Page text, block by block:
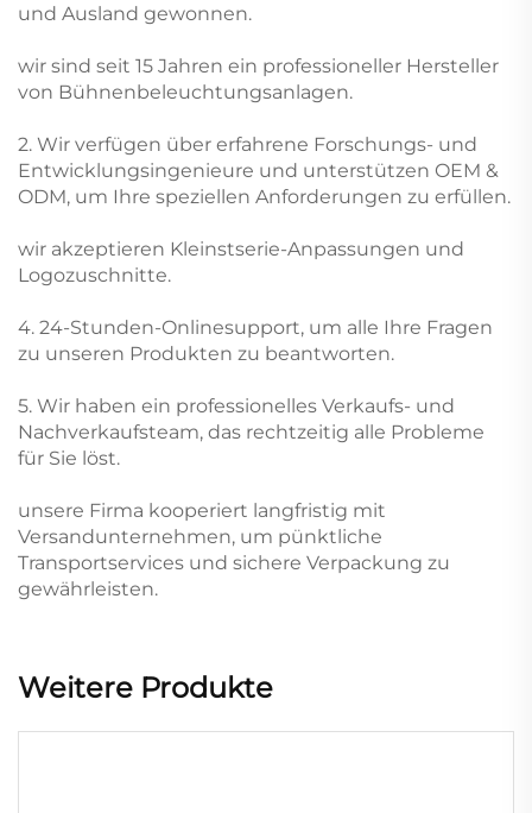
und Ausland gewonnen.
wir sind seit 15 Jahren ein professioneller Hersteller
von Bühnenbeleuchtungsanlagen.
2. Wir verfügen über erfahrene Forschungs- und
Entwicklungsingenieure und unterstützen OEM &
ODM, um Ihre speziellen Anforderungen zu erfüllen.
wir akzeptieren Kleinstserie-Anpassungen und
Logozuschnitte.
4. 24-Stunden-Onlinesupport, um alle Ihre Fragen
zu unseren Produkten zu beantworten.
5. Wir haben ein professionelles Verkaufs- und
Nachverkaufsteam, das rechtzeitig alle Probleme
für Sie löst.
unsere Firma kooperiert langfristig mit
Versandunternehmen, um pünktliche
Transportservices und sichere Verpackung zu
gewährleisten.
Weitere Produkte